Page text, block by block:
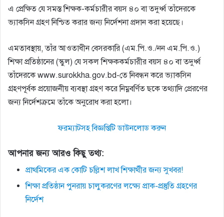
এ প্রেক্ষিত যে সমস্ত শিক্ষক-কর্মচারীর বয়স ৪০ বা তদুর্ধ্ব তাঁদেরকে
ভ্যাকসিন গ্রহণ নিশ্চিত করার জন্য নির্দেশনা প্রদান করা হয়েছে।
এমতাবস্থায়, তাঁর আওতাধীন বেসরকারি (এম.পি.ও./নন এম.পি.ও.)
শিক্ষা প্রতিষ্ঠানের (স্কুল) যে সকল শিক্ষককর্মচারীর বয়স ৪০ বা তদুর্ধ্ব
তাঁদেরকে www.surokkha.gov.bd-তে নিবন্ধন করে ভ্যাকসিন
গ্রহণপূর্বক প্রয়ােজনীয় ব্যবস্থা গ্রহণ করে নিম্নবর্ণিত ছকে তথ্যাদি প্রেরণের
জন্য নির্দেশক্রমে তাঁকে অনুরােধ করা হলাে।
ফরম্যাটসহ বিজ্ঞপ্তিটি ডাউনলোড করুন
আপনার জন্য আরও কিছু তথ্য:
প্রাথমিকের এক কোটি চল্লিশ লাখ শিক্ষার্থীর জন্য সুখবর!
শিক্ষা প্রতিষ্ঠান পুনরায় চালুকরণের লক্ষ্যে প্রাক-প্রস্তুতি গ্রহণের
নির্দেশ